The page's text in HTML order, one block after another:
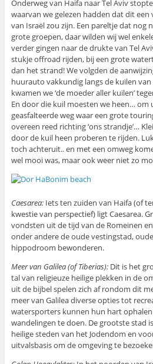
Onderweg van Haifa naar Tel Aviv
waarvan we gelezen hadden dat dit
van Israël zou zijn. Een pareltje dat nog
grote groepen, daar wilden wij wel
verder gingen naar de drukte van Tel
stukje offroad rijden, bij een grote
dan het strand! We volgden de
huurauto vakkundig langs de kuilen
kwamen we ‘de moeder aller kuilen’
En door die kuil moesten we heen… om
geasfalteerde weg waar een grote
overeen reed richting ‘ons strandje’…
door de kuil heen proberen te rijden.
toch achteruit.. en met een omweg
wel mooi was, maar ook weer niet zo
Caesarea: Iets ten zuiden van Haifa (of
kwestie van perspectief) ligt Caesarea.
vondsten uit de tijd van de Romeinen
onder andere de oude vestingstad,
hippodroom bewonderen.
Meer van Galilea (of Tiberias): Dit is het
tal van religieuze heilige plekken in de
uit de bijbel spelen zich af rondom dit
meer van Galilea diverse opties tot
watersporters kunnen hun hart
wandelingen te doen. De grootste stad
heilige steden van het Jodendom en
uitvalsbasis om de omgeving te